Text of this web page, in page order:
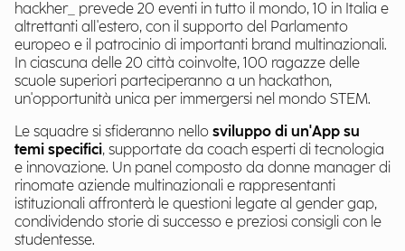
hackher_ prevede 20 eventi in tutto il mondo, 10 in Italia e
altrettanti all'estero, con il supporto del Parlamento
europeo e il patrocinio di importanti brand multinazionali.
In ciascuna delle 20 città coinvolte, 100 ragazze delle
scuole superiori parteciperanno a un hackathon,
un'opportunità unica per immergersi nel mondo STEM.
Le squadre si sfideranno nello sviluppo di un'App su
temi specifici, supportate da coach esperti di tecnologia
e innovazione. Un panel composto da donne manager di
rinomate aziende multinazionali e rappresentanti
istituzionali affronterà le questioni legate al gender gap,
condividendo storie di successo e preziosi consigli con le
studentesse.